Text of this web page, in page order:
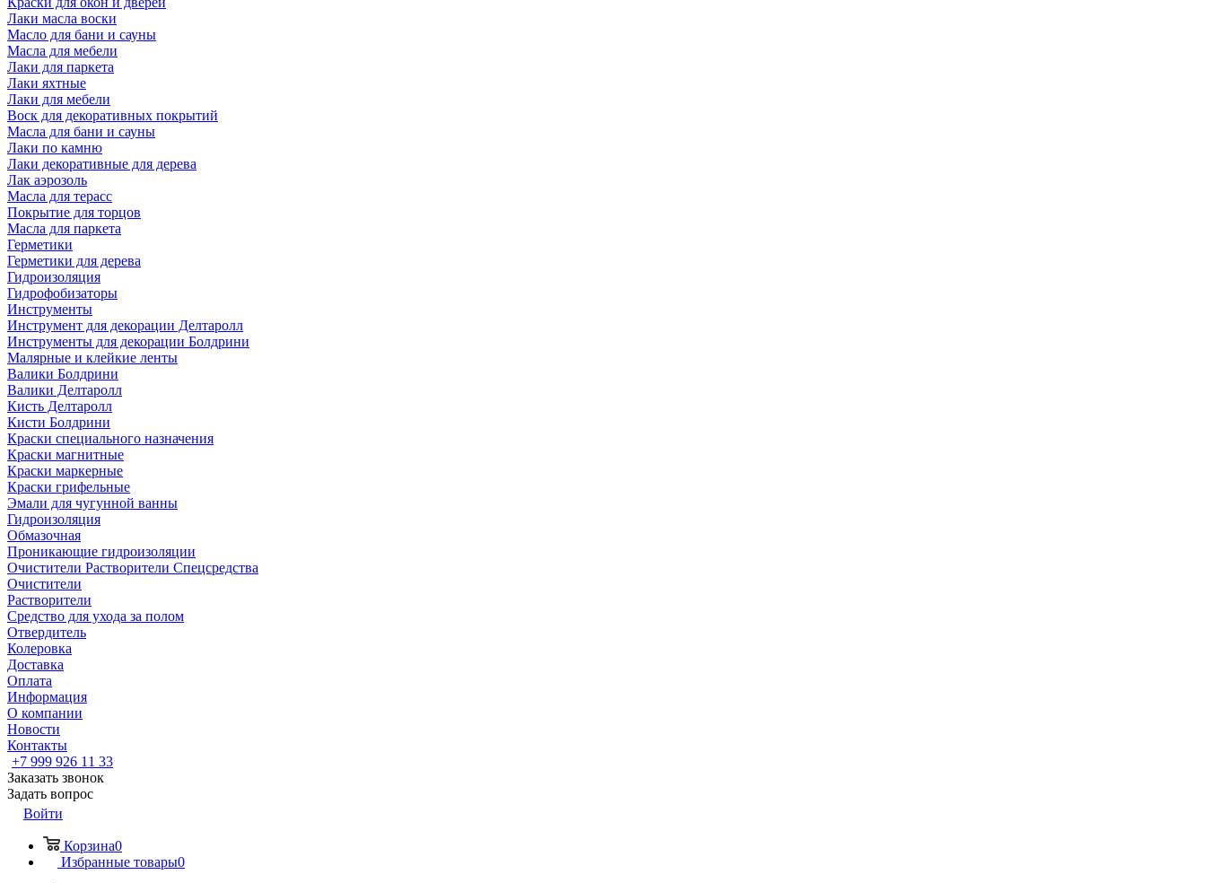
Лаки масла воски
Масло для бани и сауны
Масла для мебели
Лаки для паркета
Лаки яхтные
Лаки для мебели
Воск для декоративных покрытий
Масла для бани и сауны
Лаки по камню
Лаки декоративные для дерева
Лак аэрозоль
Масла для терасс
Покрытие для торцов
Масла для паркета
Герметики
Герметики для дерева
Гидроизоляция
Гидрофобизаторы
Инструменты
Инструмент для декорации Делтаролл
Инструменты для декорации Болдрини
Малярные и клейкие ленты
Валики Болдрини
Валики Делтаролл
Кисть Делтаролл
Кисти Болдрини
Краски специального назначения
Краски магнитные
Краски маркерные
Краски грифельные
Эмали для чугунной ванны
Гидроизоляция
Обмазочная
Проникающие гидроизоляции
Очистители Растворители Спецсредства
Очистители
Растворители
Средство для ухода за полом
Отвердитель
Колеровка
Доставка
Оплата
Информация
О компании
Новости
Контакты
+7 999 926 11 33
Заказать звонок
Задать вопрос
Войти
Корзина0
Избранные товары0